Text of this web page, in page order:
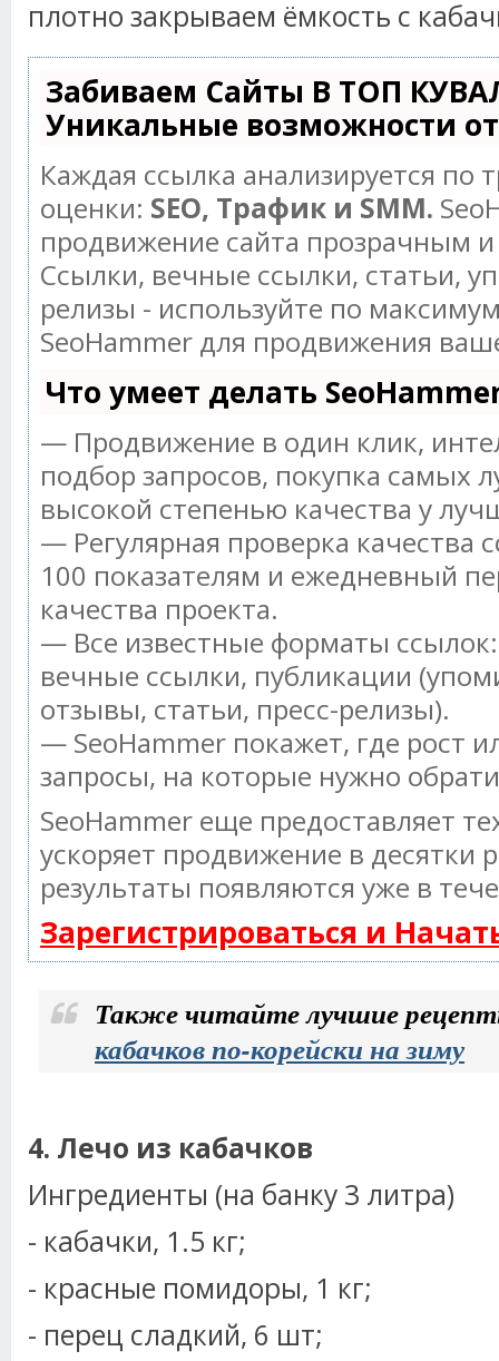
плотно закрываем ёмкость с
Забиваем Сайты В ТОП
Уникальные возможности
Каждая ссылка анализируется по
оценки: SEO, Трафик и SMM.
продвижение сайта прозрачным
Ссылки, вечные ссылки, статьи,
релизы - используйте по
SeoHammer для продвижения
Что умеет делать
— Продвижение в один клик,
подбор запросов, покупка самых
высокой степенью качества у
— Регулярная проверка качества
100 показателям и ежедневный
качества проекта.
— Все известные форматы
вечные ссылки, публикации
отзывы, статьи, пресс-релизы).
— SeoHammer покажет, где рост
запросы, на которые нужно
SeoHammer еще предоставляет
ускоряет продвижение в десятки
результаты появляются уже в
Зарегистрироваться и
Также читайте лучшие
кабачков по-корейски на зиму
4. Лечо из кабачков
Ингредиенты (на банку 3 литра)
- кабачки, 1.5 кг;
- красные помидоры, 1 кг;
- перец сладкий, 6 шт;